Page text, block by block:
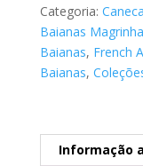
quantidade
Categoria:
Baianas
Baianas, French
Baianas,
Informação